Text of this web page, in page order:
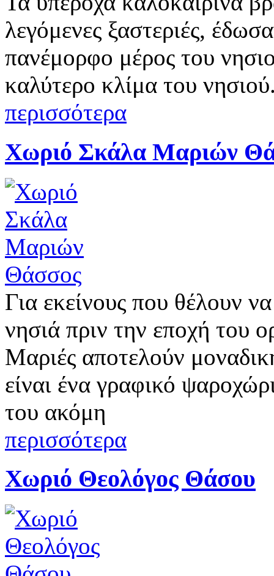
λεγόμενες ξαστεριές,
πανέμορφο μέρος του
καλύτερο κλίμα του
περισσότερα
Χωριό Σκάλα Μαριών
Για εκείνους που θέλουν
νησιά πριν την εποχή του
Μαριές αποτελούν
είναι ένα γραφικό
του ακόμη
περισσότερα
Χωριό Θεολόγος Θάσου